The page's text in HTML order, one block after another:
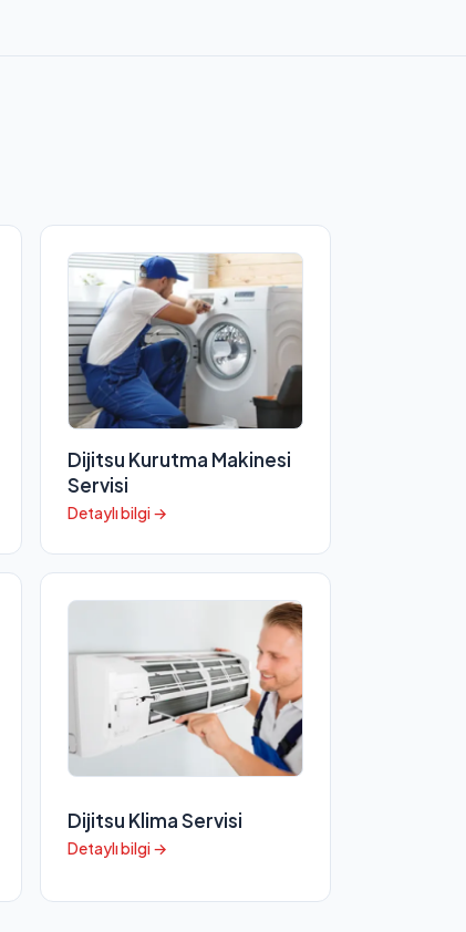
Dijitsu Kurutma Makinesi
Servisi
Detaylı bilgi →
Dijitsu Klima Servisi
Detaylı bilgi →